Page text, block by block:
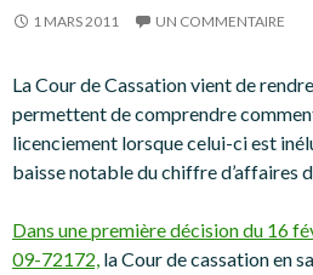
1 MARS 2011 UN COMMENTAIRE
La Cour de Cassation vient de
permettent de comprendre
licenciement lorsque celui-ci est
baisse notable du chiffre d’affaires
Dans une première décision du 16
09-72172, la Cour de cassation en